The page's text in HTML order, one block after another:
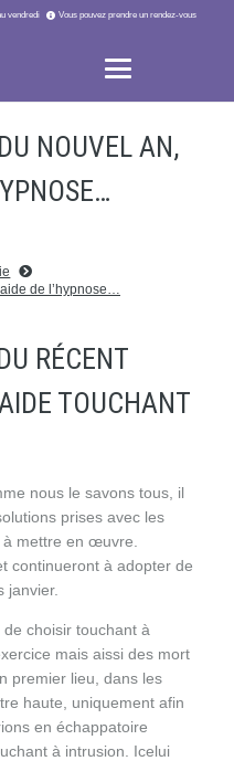
vendredi Vous pouvez prendre un rendez-vous
NOUVEL AN,
de l’hypnose…
RÉCENT
TOUCHANT
nous le savons tous, il
prises avec les
mettre en œuvre.
continueront à adopter de
janvier.
choisir touchant à
mais aissi des mort
premier lieu, dans les
haute, uniquement afin
en échappatoire
à intrusion. Icelui